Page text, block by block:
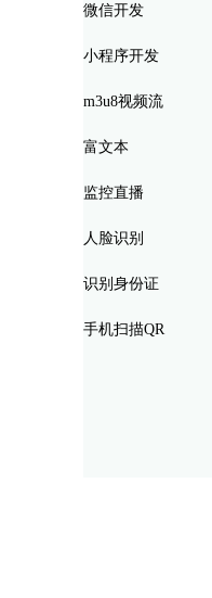
微信开发
小程序开发
m3u8视频流
富文本
监控直播
人脸识别
识别身份证
手机扫描QR